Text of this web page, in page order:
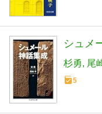
シュメ
杉勇 尾
5